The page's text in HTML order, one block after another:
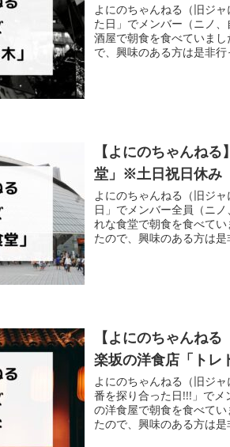
よにのちゃんねる（旧ジ
た日」でメンバー（ニノ
酒屋で朝食を食べていま
で、興味のある方は是非
【よにのちゃんね
堂」※土日祝日休み
よにのちゃんねる（旧ジ
日」でメンバー全員（ニ
れな食堂で朝食を食べて
たので、興味のある方は是
【よにのちゃんね
楽坂の洋食店「トレ
よにのちゃんねる（旧ジ
番を探り合った日!!!」で
の洋食屋で朝食を食べて
たので、興味のある方は是